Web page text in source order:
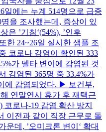
일에는 누계 514명으로 급증
을 조사했는데, 증상이 있
은 ’기침‘(54%), ’인후
한 24~26일 실시한 샘플 조
코로나 감염이 확인된 333
가 델타 변이에 감염된 것
감염된 365명 중 33.4%가
에 감염되었다. ▶ 보건부,
연말연시 휴가 후 재택근
로나-19 감염 확산 방지
이전과 같이 직장 근무로 돌
운데, ’오미크론 변이‘ 확대